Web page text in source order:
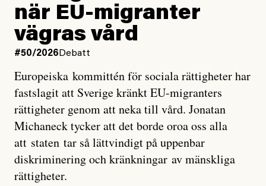
Stilla havet blir ovanligt varmt. Det påverkar vädret
över stora delar av världen och under
forskare allt oftare varnat för att den här El Niñon
Det verkar vara en underdrift, menar nu Zeke
Hausfather.
”Det ser ut som att årets El Niño inte bara med stor
sannolikhet kommer att bli den starkaste sedan
tillförlitliga mätningar inleddes – den kan till och med
när EU-migranter
vägras vård
#50/2026 Debatt
Europeiska kommittén för sociala rättigheter har
fastslagit att Sverige kränkt EU-migranters
rättigheter genom att neka till vård. Jonatan
Michaneck tycker att det borde oroa oss alla
att staten tar så lättvindigt på uppenbar
diskriminering och kränkningar av mänskliga
rättigheter.